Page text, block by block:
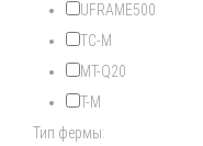
UFRAME500
TC-M
MT-Q20
T-M
Тип фермы: